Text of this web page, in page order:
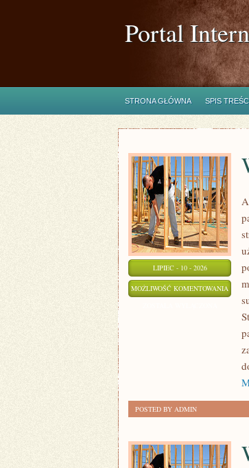
Portal
STRONA GŁÓWNA SPIS
LIPIEC - 10 - 2026
MOŻLIWOŚĆ KOMENTOWANIA
POSTED BY ADMIN